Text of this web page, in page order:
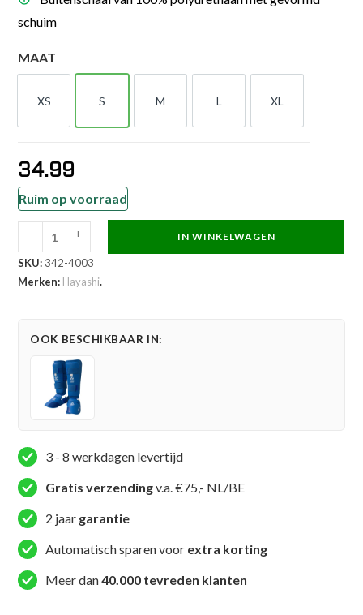
schuim
MAAT
XS
XS
S
S
M
M
L
L
XL
XL
34.99
Ruim op voorraad
Hayashi
Scheen-
en
Karate
Instep
-
Rood
aantal
- + IN WINKELWAGEN
SKU: 342-4003
Merken: Hayashi.
OOK BESCHIKBAAR IN:
3 - 8 werkdagen levertijd
Gratis verzendingv.a. €75,- NL/BE
2 jaar garantie
Automatisch sparen voor extra korting
Meer dan40.000 tevreden klanten